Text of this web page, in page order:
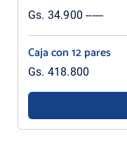
Gs. 34.900 ------
Caja con 12 pares
Gs. 418.800